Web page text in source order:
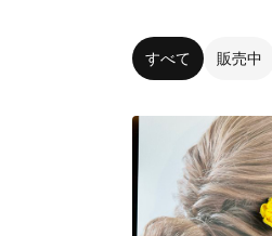
すべて 販売中